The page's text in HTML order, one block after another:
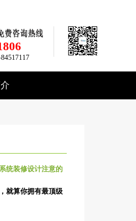
统装修设计注意的
就算你拥有最顶级